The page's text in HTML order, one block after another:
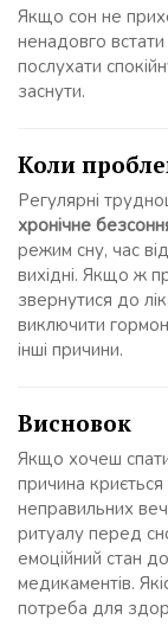
Якщо сон не
ненадовго
послухати
заснути.
Коли
Регулярні
хронічне
режим сну, час
вихідні. Якщо ж
звернутися до
виключити
інші причини.
Висновок
Якщо хочеш
причина
неправильних
ритуалу перед
емоційний стан
медикаментів.
потреба для